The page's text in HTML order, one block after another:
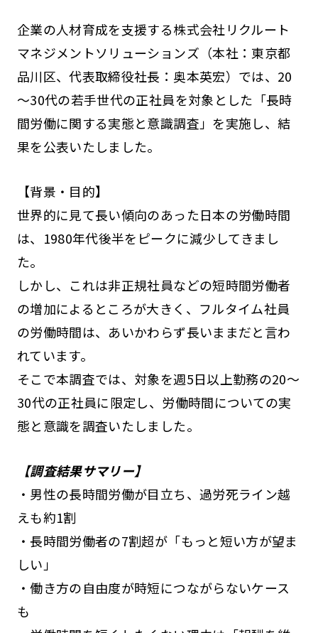
企業の人材育成を支援する株式会社リクルート
マネジメントソリューションズ（本社：東京都
品川区、代表取締役社長：奥本英宏）では、20
～30代の若手世代の正社員を対象とした「長時
間労働に関する実態と意識調査」を実施し、結
果を公表いたしました。
【背景・目的】
世界的に見て長い傾向のあった日本の労働時間
は、1980年代後半をピークに減少してきまし
た。
しかし、これは非正規社員などの短時間労働者
の増加によるところが大きく、フルタイム社員
の労働時間は、あいかわらず長いままだと言わ
れています。
そこで本調査では、対象を週5日以上勤務の20～
30代の正社員に限定し、労働時間についての実
態と意識を調査いたしました。
【調査結果サマリー】
・男性の長時間労働が目立ち、過労死ライン越
えも約1割
・長時間労働者の7割超が「もっと短い方が望ま
しい」
・働き方の自由度が時短につながらないケース
も